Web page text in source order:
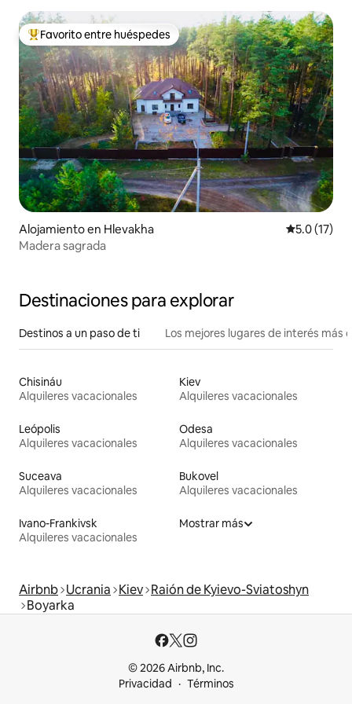
Favorito entre huéspedes preferido
Favorito entre huéspedes
Alojamiento en Hlevakha Calificación
5.0 (17)
Madera sagrada
Destinaciones para explorar
Destinos a un paso de ti Los mejores lugares de interés más
Chisináu
Alquileres vacacionales
Kiev
Alquileres vacacionales
Leópolis
Alquileres vacacionales
Odesa
Alquileres vacacionales
Suceava
Alquileres vacacionales
Bukovel
Alquileres vacacionales
Ivano-Frankivsk
Alquileres vacacionales
Mostrar más
Airbnb Ucrania Kiev Raión de Kyievo-Sviatoshyn
Boyarka
© 2026 Airbnb, Inc.
Privacidad
Términos